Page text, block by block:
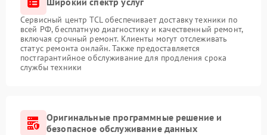
Сервисный центр TCL обеспечивает доставку техники по
всей РФ, бесплатную диагностику и качественный ремонт,
включая срочный ремонт. Клиенты могут отслеживать
статус ремонта онлайн. Также предоставляется
постгарантийное обслуживание для продления срока
службы техники
Оригинальные программные решение и
безопасное обслуживание данных